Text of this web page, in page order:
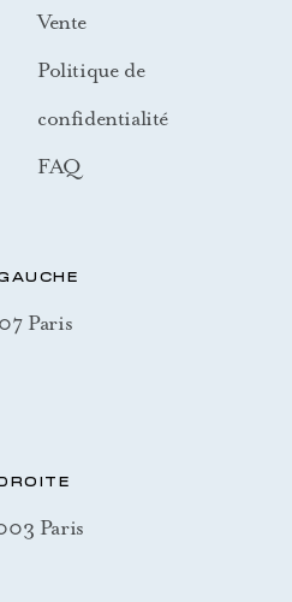
Vente
Politique de
confidentialité
FAQ
Paris
Paris